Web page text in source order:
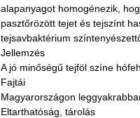
alapanyagot homogénezik,
pasztőrözött tejet és tejszínt
tejsavbaktérium
Jellemzés
A jó minőségű tejföl színe
Fajtái
Magyarországon
Eltarthatóság, tárolás